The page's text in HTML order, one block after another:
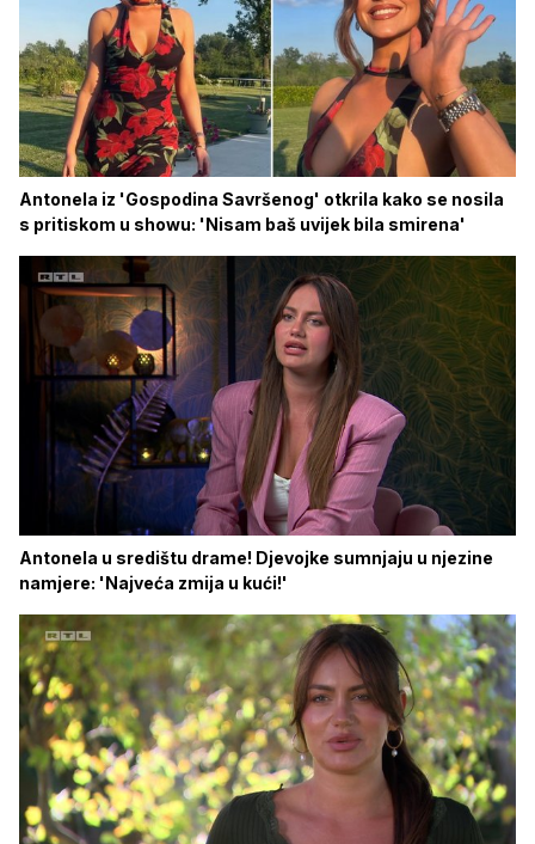
Antonela iz 'Gospodina Savršenog' otkrila kako se nosila
s pritiskom u showu: 'Nisam baš uvijek bila smirena'
Antonela u središtu drame! Djevojke sumnjaju u njezine
namjere: 'Najveća zmija u kući!'